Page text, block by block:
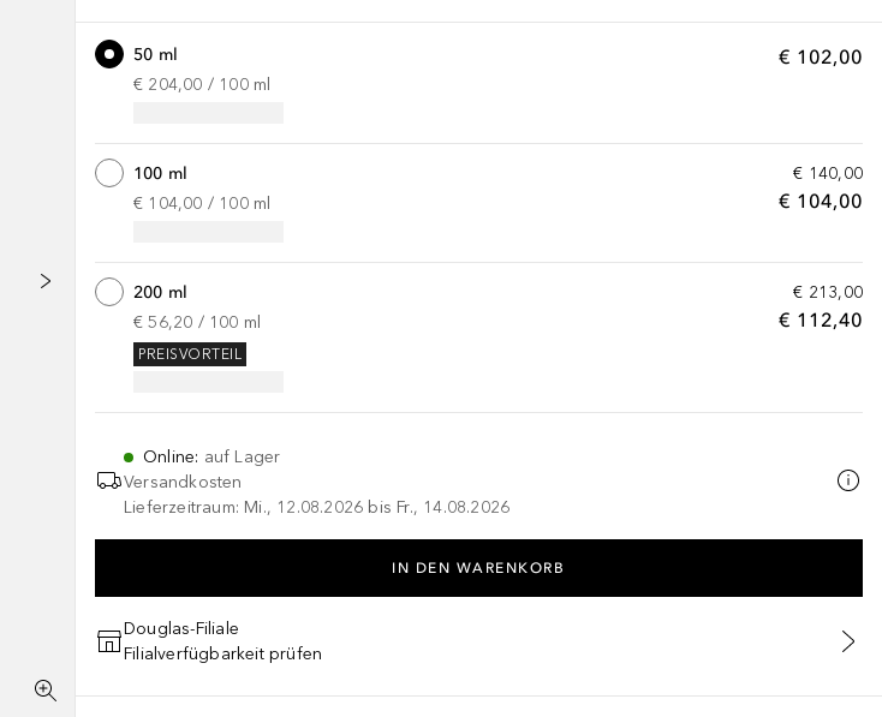
€ 102,00
50 ml
€ 204,00 / 100 ml
€ 140,00
€ 104,00
100 ml
€ 104,00 / 100 ml
€ 213,00
€ 112,40
200 ml
€ 56,20 / 100 ml
PREISVORTEIL
Online: auf Lager
Versandkosten
Lieferzeitraum: Mi., 12.08.2026 bis Fr., 14.08.2026
IN DEN WARENKORB
Douglas-Filiale
Filialverfügbarkeit prüfen